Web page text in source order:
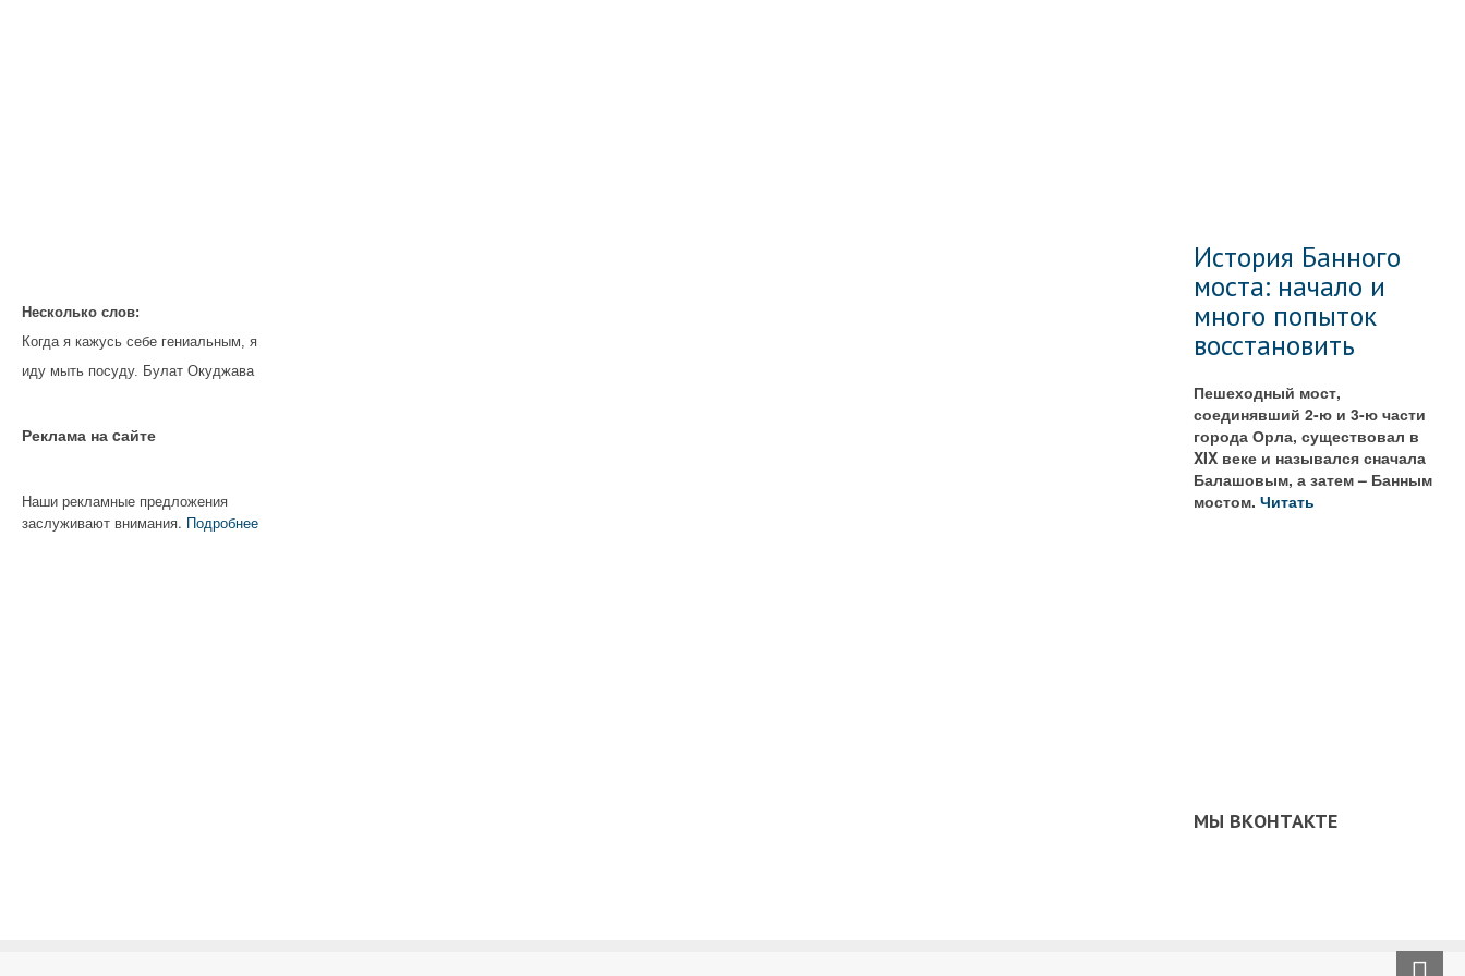
Несколько слов:
Когда я кажусь себе гениальным, я
иду мыть посуду. Булат Окуджава
Реклама на cайте
Наши рекламные предложения
заслуживают внимания. Подробнее
История Банного
моста: начало и
много попыток
восстановить
Пешеходный мост,
соединявший 2-ю и 3-ю части
города Орла, существовал в
XIX веке и назывался сначала
Балашовым, а затем – Банным
мостом.Читать
МЫ ВКОНТАКТЕ